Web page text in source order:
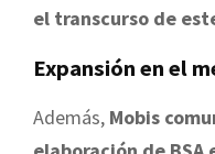
el transcurso de
Expansión en el
Además, Mobis